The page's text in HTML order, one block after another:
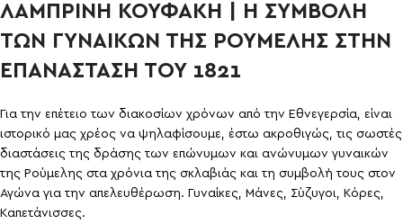
ΛΑΜΠΡΙΝΗ ΚΟΥΦΑΚΗ | Η ΣΥΜΒΟΛΗ
ΤΩΝ ΓΥΝΑΙΚΩΝ ΤΗΣ ΡΟΥΜΕΛΗΣ ΣΤΗΝ
ΕΠΑΝΑΣΤΑΣΗ ΤΟΥ 1821
Για την επέτειο των διακοσίων χρόνων από την Εθνεγερσία, είναι
ιστορικό μας χρέος να ψηλαφίσουμε, έστω ακροθιγώς, τις σωστές
διαστάσεις της δράσης των επώνυμων και ανώνυμων γυναικών
της Ρούμελης στα χρόνια της σκλαβιάς και τη συμβολή τους στον
Αγώνα για την απελευθέρωση. Γυναίκες, Μάνες, Σύζυγοι, Κόρες,
Καπετάνισσες.